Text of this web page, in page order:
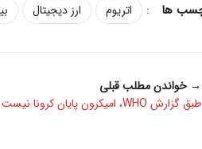
: اتریوم ارز دیجیتال
→ خواندن مطلب قبلی
طبق گزارش WHO، امیکرون پایان کرونا نیست